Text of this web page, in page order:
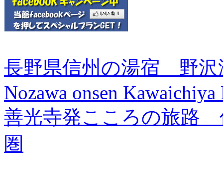
長野県信州の湯宿 野沢
Nozawa onsen Kawaichiya
善光寺発こころの旅路
圏